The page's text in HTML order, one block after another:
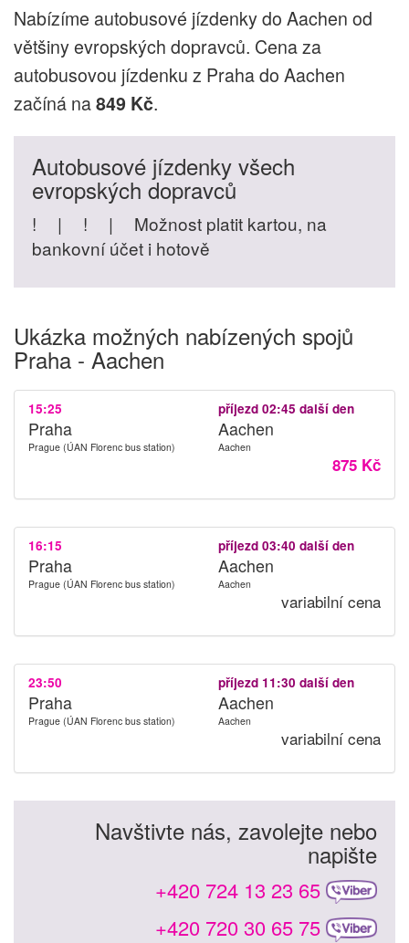
Nabízíme autobusové jízdenky do Aachen od
většiny evropských dopravců. Cena za
autobusovou jízdenku z Praha do Aachen
začíná na849 Kč.
Autobusové jízdenky všech
evropských dopravců
! | ! |
Možnost platit kartou, na
bankovní účet i hotově
Ukázka možných nabízených spojů
Praha - Aachen
15:25
Praha
Prague (ÚAN Florenc bus station)
příjezd 02:45 další den
Aachen
Aachen
875 Kč
16:15
Praha
Prague (ÚAN Florenc bus station)
příjezd 03:40 další den
Aachen
Aachen
variabilní cena
23:50
Praha
Prague (ÚAN Florenc bus station)
příjezd 11:30 další den
Aachen
Aachen
variabilní cena
Navštivte nás, zavolejte nebo
napište
+420 724 13 23 65
+420 720 30 65 75